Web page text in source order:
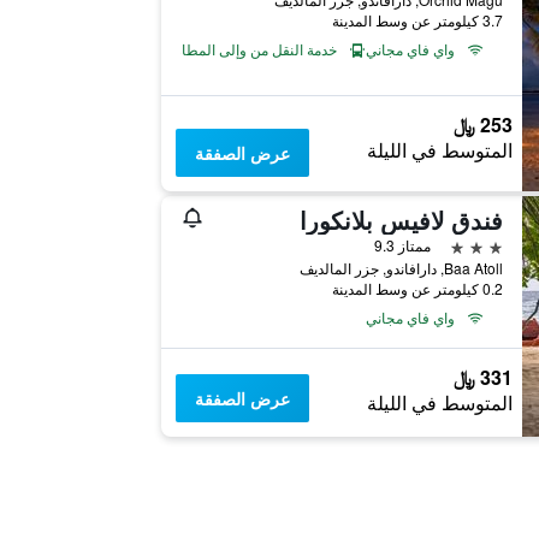
3.7 كيلومتر عن وسط المدينة
واي فاي مجاني
خدمة النقل من وإلى المطار
253 ﷼
المتوسط في الليلة عرض الصفقة
فندق لافيس بلانكورا
3 نجوم
ممتاز 9.3
Baa Atoll, دارافاندو, جزر المالديف
0.2 كيلومتر عن وسط المدينة
واي فاي مجاني
331 ﷼
المتوسط في الليلة عرض الصفقة